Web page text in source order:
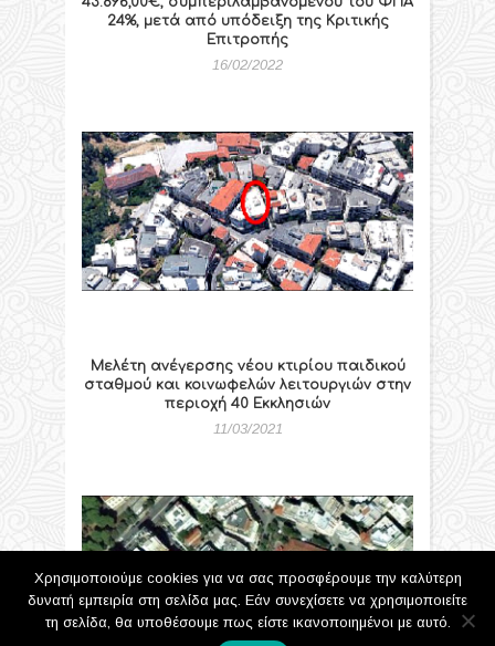
24%, μετά από υπόδειξη της Κριτικής
Επιτροπής
16/02/2022
Μελέτη ανέγερσης νέου κτιρίου παιδικού
σταθμού και κοινωφελών λειτουργιών στην
περιοχή 40 Εκκλησιών
11/03/2021
Χρησιμοποιούμε cookies για να σας προσφέρουμε την καλύτερη
δυνατή εμπειρία στη σελίδα μας. Εάν συνεχίσετε να χρησιμοποιείτε
τη σελίδα, θα υποθέσουμε πως είστε ικανοποιημένοι με αυτό.